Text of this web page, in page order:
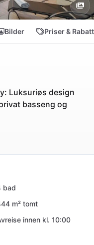
Bilder Priser &
Luksuriøs design
basseng og
bad
m² tomt
innen kl. 10:00